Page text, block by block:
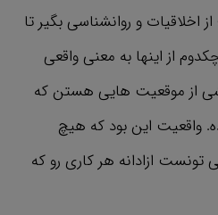
اخلاقیات و روانشناسی بگیر تا
از اینها به معنی واقعی
از موقعیت هایی هستن که
واقعیت این بود که هیچ
تونست ازادانه هر کاری رو که